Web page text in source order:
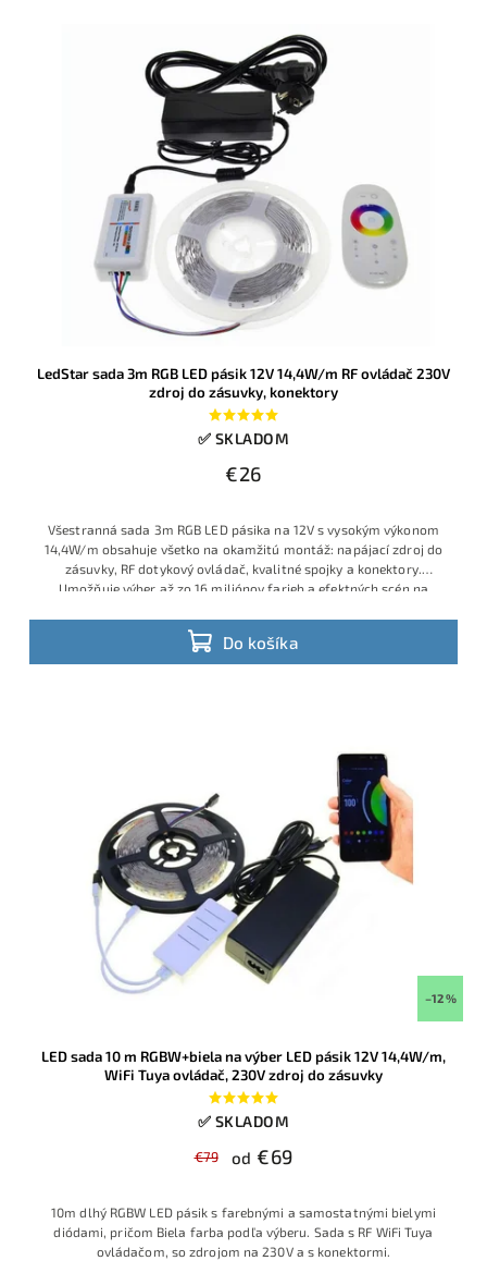
LedStar sada 3m RGB LED pásik 12V 14,4W/m RF ovládač 230V
zdroj do zásuvky, konektory
✅ SKLADOM
€26
Do košíka
Všestranná sada 3m RGB LED pásika na 12V s vysokým výkonom
14,4W/m obsahuje všetko na okamžitú montáž: napájací zdroj do
zásuvky, RF dotykový ovládač, kvalitné spojky a konektory.
Umožňuje výber až zo 16 miliónov farieb a efektných scén na
alebo dekoračné efekty v domácnosti.
–12 %
LED sada 10 m RGBW+biela na výber LED pásik 12V 14,4W/m,
WiFi Tuya ovládač, 230V zdroj do zásuvky
✅ SKLADOM
€79 od €69
10m dlhý RGBW LED pásik s farebnými a samostatnými bielymi
diódami, pričom Biela farba podľa výberu. Sada s RF WiFi Tuya
ovládačom, so zdrojom na 230V a s konektormi.